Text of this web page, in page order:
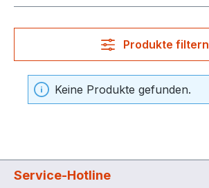
Produkte filtern
Keine Produkte gefunden.
Service-Hotline